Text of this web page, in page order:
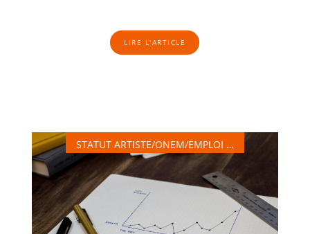
LIRE L'ARTICLE
STATUT ARTISTE/ONEM/EMPLOI …